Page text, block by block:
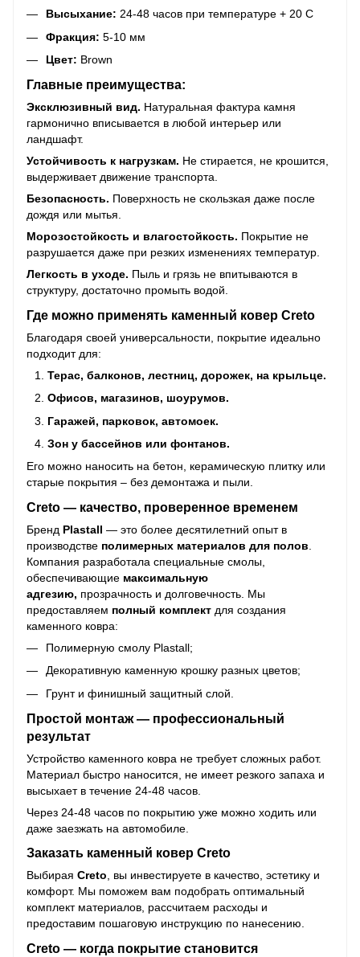
Высыхание: 24-48 часов при температуре + 20 С
Фракция: 5-10 мм
Цвет: Brown
Главные преимущества:
Эксклюзивный вид. Натуральная фактура камня
гармонично вписывается в любой интерьер или
ландшафт.
Устойчивость к нагрузкам. Не стирается, не крошится,
выдерживает движение транспорта.
Безопасность. Поверхность не скользкая даже после
дождя или мытья.
Морозостойкость и влагостойкость. Покрытие не
разрушается даже при резких изменениях температур.
Легкость в уходе. Пыль и грязь не впитываются в
структуру, достаточно промыть водой.
Где можно применять каменный ковер Creto
Благодаря своей универсальности, покрытие идеально
подходит для:
Терас, балконов, лестниц, дорожек, на крыльце.
Офисов, магазинов, шоурумов.
Гаражей, парковок, автомоек.
Зон у бассейнов или фонтанов.
Его можно наносить на бетон, керамическую плитку или
старые покрытия – без демонтажа и пыли.
Creto — качество, проверенное временем
Бренд Plastall — это более десятилетний опыт в
производстве полимерных материалов для полов
Компания разработала специальные смолы,
обеспечивающие максимальную
адгезию, прозрачность и долговечность. Мы
предоставляем полный комплект для создания
каменного ковра:
Полимерную смолу Plastall;
Декоративную каменную крошку разных цветов;
Грунт и финишный защитный слой.
Простой монтаж — профессиональный
результат
Устройство каменного ковра не требует сложных работ.
Материал быстро наносится, не имеет резкого запаха и
высыхает в течение 24-48 часов.
Через 24-48 часов по покрытию уже можно ходить или
даже заезжать на автомобиле.
Заказать каменный ковер Creto
Выбирая Creto, вы инвестируете в качество, эстетику и
комфорт. Мы поможем вам подобрать оптимальный
комплект материалов, рассчитаем расходы и
предоставим пошаговую инструкцию по нанесению.
Creto — когда покрытие становится